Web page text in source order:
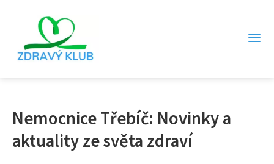
Nemocnice Třebíč: Novinky a
aktuality ze světa zdraví